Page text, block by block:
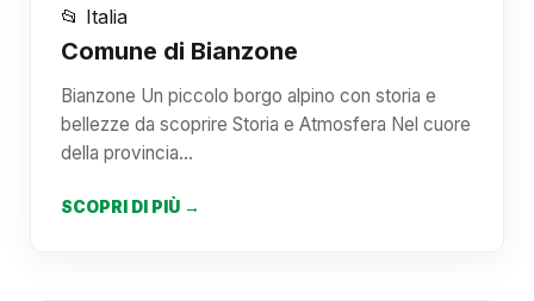
📂 Italia
Comune di Bianzone
Bianzone Un piccolo borgo alpino con storia e
bellezze da scoprire Storia e Atmosfera Nel cuore
della provincia…
SCOPRI DI PIÙ →